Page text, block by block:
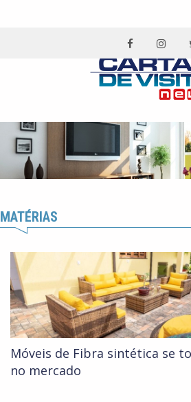
MATÉRIAS
Móveis de Fibra sintética se
no mercado